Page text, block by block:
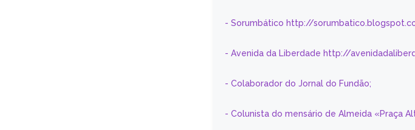
- Sorumbático http://
- Avenida da Liberdade http://
- Colaborador do Jornal do Fundão;
- Colunista do mensário de Almeida «Praça